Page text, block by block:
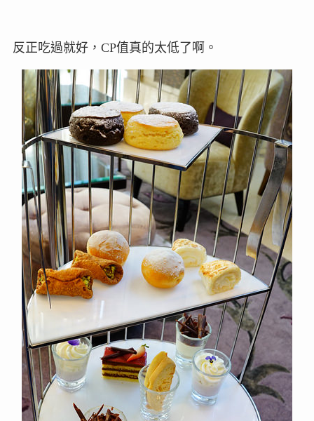
反正吃過就好，CP值真的太低了啊。